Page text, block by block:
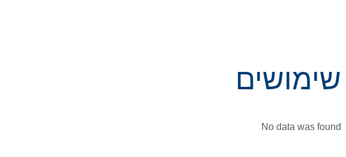
שימושים
No data was found